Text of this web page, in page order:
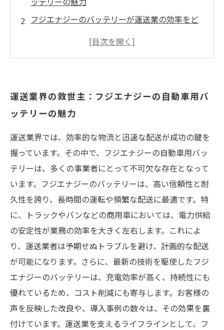
フジエナジーのバッテリーが運送業の効率をど
リーの影響
運送業界の信頼を得たフジエナジーのバッテリ
ーとは？
フジエナジーを選ぶ理由：運送業の現場からの
声
運送業界の救世主：フジエナジーの自動車用バ
ッテリーの魅力
運送業界では、効率的な物流と迅速な配送が成功の鍵を
握っています。その中で、フジエナジーの自動車用バッ
テリーは、多くの事業者にとって不可欠な存在となって
います。フジエナジーのバッテリーは、高い信頼性と耐
久性を誇り、長時間の運転や頻繁な配送に最適です。特
に、トラックやバンなどの商用車においては、電力供給
の安定性が業務の効率を大きく左右します。これによ
り、運送業者は予期せぬトラブルを避け、計画的な配送
が可能になります。さらに、最新の技術を駆使したフジ
エナジーのバッテリーは、充電効率が高く、持続性にも
優れているため、コスト削減にも寄与します。お客様の
声を反映した改良や、導入事例の数々は、その効果を裏
付けています。運送業を支えるライフラインとして、フ